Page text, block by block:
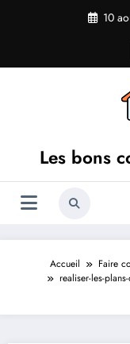
10
Les bons
Accueil Faire
realiser-les-